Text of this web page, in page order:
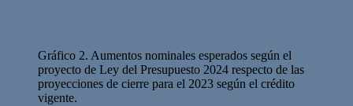
Gráfico 2. Aumentos nominales esperados según el
proyecto de Ley del Presupuesto 2024 respecto de las
proyecciones de cierre para el 2023 según el crédito
vigente.